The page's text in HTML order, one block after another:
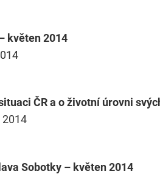
květen 2014
ČR a o životní úrovni
2014
Sobotky – květen 2014